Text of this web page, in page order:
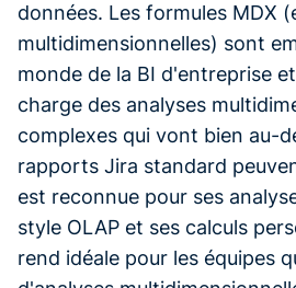
données. Les formules MDX
multidimensionnelles) sont
monde de la BI d'entreprise
charge des analyses
complexes qui vont bien au-
rapports Jira standard
est reconnue pour ses
style OLAP et ses calculs
rend idéale pour les équipes